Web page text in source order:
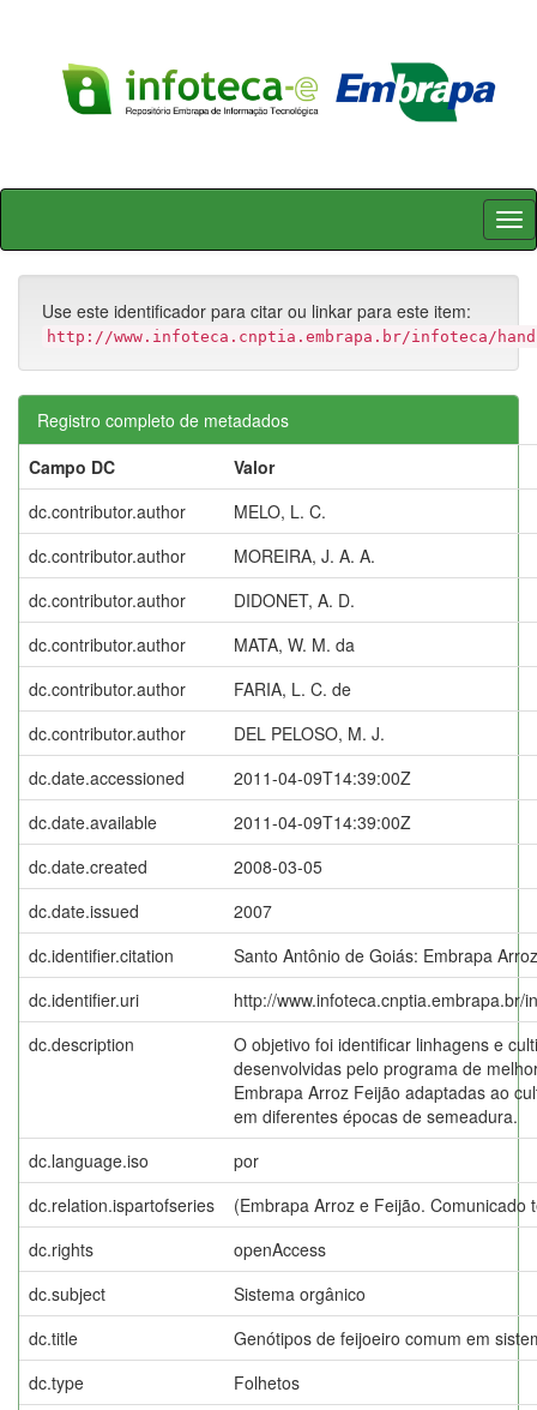
Skip
Use este identificador para citar ou linkar para este item:
http://www.infoteca.cnptia.embrapa.br/infoteca/
Registro completo de metadados
Campo DC
Valor
dc.contributor.author
MELO, L. C.
dc.contributor.author
MOREIRA, J. A. A.
dc.contributor.author
DIDONET, A. D.
dc.contributor.author
MATA, W. M. da
dc.contributor.author
FARIA, L. C. de
dc.contributor.author
DEL PELOSO, M. J.
dc.date.accessioned
2011-04-09T14:39:00Z
dc.date.available
2011-04-09T14:39:00Z
dc.date.created
2008-03-05
dc.date.issued
2007
dc.identifier.citation
Santo Antônio de Goiás: Embrapa
dc.identifier.uri
http://www.infoteca.cnptia.embrapa.br/
dc.description
O objetivo foi identificar linhagens e
desenvolvidas pelo programa de
Embrapa Arroz Feijão adaptadas ao
em diferentes épocas de semeadura.
dc.language.iso
por
dc.relation.ispartofseries
(Embrapa Arroz e Feijão. Comunicado
dc.rights
openAccess
dc.subject
Sistema orgânico
dc.title
Genótipos de feijoeiro comum em
dc.type
Folhetos